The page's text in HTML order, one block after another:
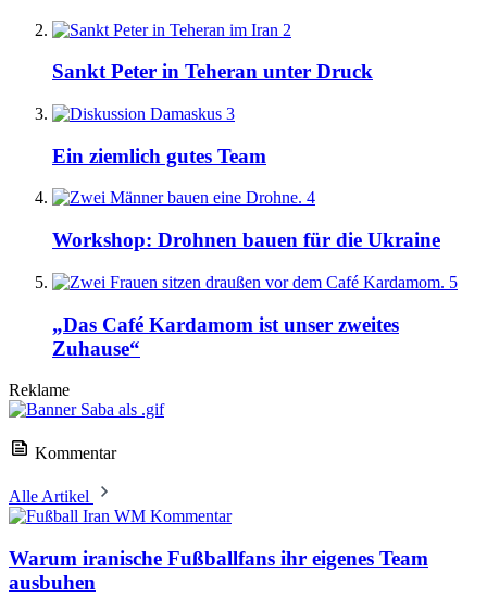
2
Sankt Peter in Teheran unter Druck
3
Ein ziemlich gutes Team
4
Workshop: Drohnen bauen für die Ukraine
5
„Das Café Kardamom ist unser zweites
Zuhause“
Reklame
Kommentar
Alle Artikel
Kommentar
Warum iranische Fußballfans ihr eigenes Team
ausbuhen